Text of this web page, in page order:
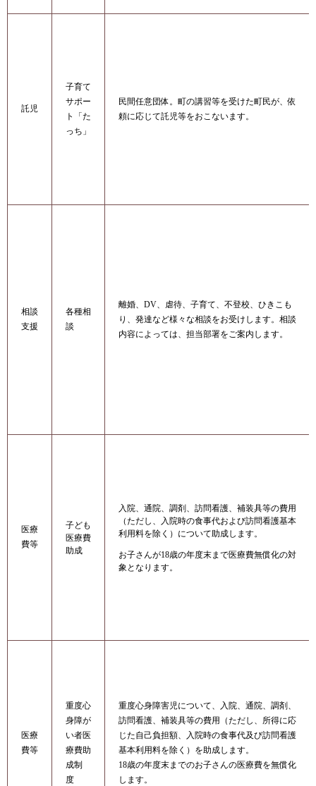
託児
子育て
サポー
ト「た
っち」
民間任意団体。町の講習等を受けた町民が、依
頼に応じて託児等をおこないます。
相談
支援
各種相
談
離婚、DV、虐待、子育て、不登校、ひきこも
り、発達など様々な相談をお受けします。相談
内容によっては、担当部署をご案内します。
医療
費等
子ども
医療費
助成
入院、通院、調剤、訪問看護、補装具等の費用
（ただし、入院時の食事代および訪問看護基本
利用料を除く）について助成します。
お子さんが18歳の年度末まで医療費無償化の対
象となります。
医療
費等
重度心
身障が
い者医
療費助
成制
度
重度心身障害児について、入院、通院、調剤、
訪問看護、補装具等の費用（ただし、所得に応
じた自己負担額、入院時の食事代及び訪問看護
基本利用料を除く）を助成します。
18歳の年度末までのお子さんの医療費を無償化
します。